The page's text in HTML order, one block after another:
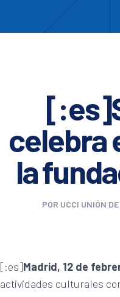
celebra
la
POR UCCI UNIÓN
[:es]Madrid, 12 de
actividades culturales